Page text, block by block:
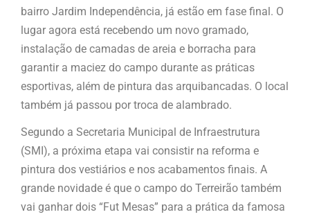
bairro Jardim Independência, já estão em fase final. O
lugar agora está recebendo um novo gramado,
instalação de camadas de areia e borracha para
garantir a maciez do campo durante as práticas
esportivas, além de pintura das arquibancadas. O local
também já passou por troca de alambrado.
Segundo a Secretaria Municipal de Infraestrutura
(SMI), a próxima etapa vai consistir na reforma e
pintura dos vestiários e nos acabamentos finais. A
grande novidade é que o campo do Terreirão também
vai ganhar dois “Fut Mesas” para a prática da famosa